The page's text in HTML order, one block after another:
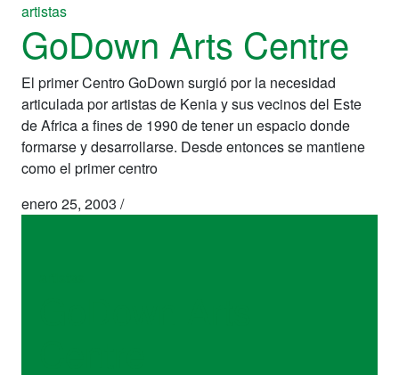
artistas
GoDown Arts Centre
El primer Centro GoDown surgió por la necesidad
articulada por artistas de Kenia y sus vecinos del Este
de Africa a fines de 1990 de tener un espacio donde
formarse y desarrollarse. Desde entonces se mantiene
como el primer centro
enero 25, 2003 /